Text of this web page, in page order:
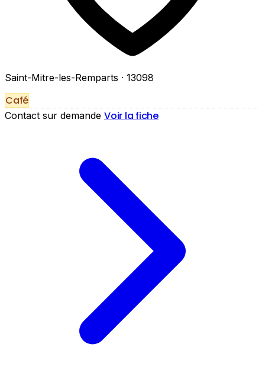
Saint-Mitre-les-Remparts · 13098
Café
Contact sur demande Voir la fiche